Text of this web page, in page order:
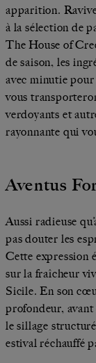
apparition.
à la sélection de
The House of
de saison, les
avec minutie
vous
verdoyants et
rayonnante qui
Aventus
Aussi radieuse
pas douter les
Cette expression
sur la fraîcheur
Sicile. En son
profondeur,
le sillage
estival réchauffé